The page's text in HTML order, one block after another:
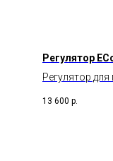
Регулятор
Регулятор
13 600 р.